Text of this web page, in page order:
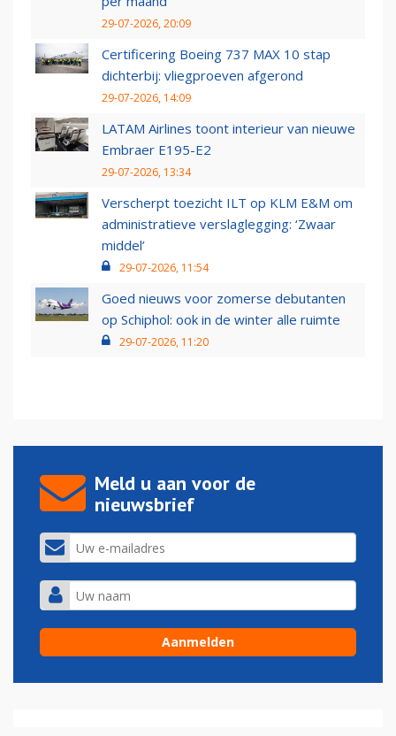
29-07-2026, 20:09
Certificering Boeing 737 MAX 10 stap
dichterbij: vliegproeven afgerond
29-07-2026, 14:09
LATAM Airlines toont interieur van nieuwe
Embraer E195-E2
29-07-2026, 13:34
Verscherpt toezicht ILT op KLM E&M om
administratieve verslaglegging: ‘Zwaar
middel’
29-07-2026, 11:54
Goed nieuws voor zomerse debutanten
op Schiphol: ook in de winter alle ruimte
29-07-2026, 11:20
Meld u aan voor de
nieuwsbrief